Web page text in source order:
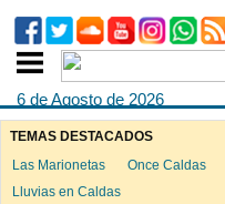
6 de Agosto de 2026
TEMAS DESTACADOS
Las Marionetas
Once Caldas
Lluvias en Caldas